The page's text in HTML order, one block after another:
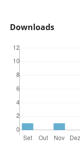
Downloads